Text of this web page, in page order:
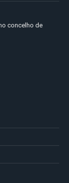
concelho de